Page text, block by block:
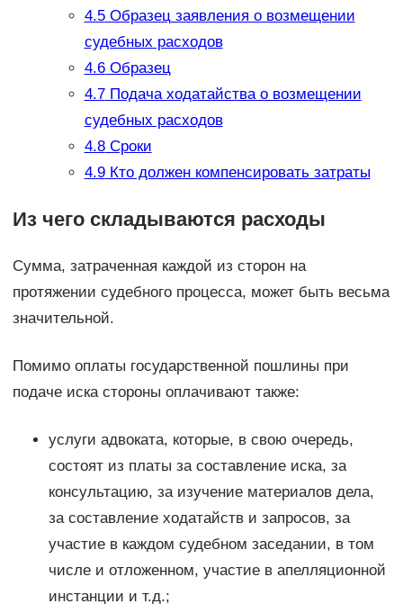
4.5Образец заявления о возмещении
судебных расходов
4.6Образец
4.7Подача ходатайства о возмещении
судебных расходов
4.8Сроки
4.9Кто должен компенсировать затраты
Из чего складываются расходы
Сумма, затраченная каждой из сторон на
протяжении судебного процесса, может быть весьма
значительной.
Помимо оплаты государственной пошлины при
подаче иска стороны оплачивают также:
услуги адвоката, которые, в свою очередь,
состоят из платы за составление иска, за
консультацию, за изучение материалов дела,
за составление ходатайств и запросов, за
участие в каждом судебном заседании, в том
числе и отложенном, участие в апелляционной
инстанции и т.д.;